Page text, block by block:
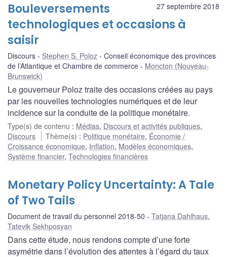
27 septembre 2018
Bouleversements
technologiques et occasions à
saisir
Discours Stephen S. Poloz
Conseil économique des provinces
de l’Atlantique et Chambre de commerce
Moncton (Nouveau-
Brunswick)
Le gouverneur Poloz traite des occasions créées au pays
par les nouvelles technologies numériques et de leur
incidence sur la conduite de la politique monétaire.
Type(s) de contenu : Médias, Discours et activités publiques,
Discours
Thème(s) : Politique monétaire, Économie /
Croissance économique, Inflation, Modèles économiques,
Système financier, Technologies financières
Monetary Policy Uncertainty: A Tale
of Two Tails
Document de travail du personnel 2018-50 Tatjana Dahlhaus,
Tatevik Sekhposyan
Dans cette étude, nous rendons compte d’une forte
asymétrie dans l’évolution des attentes à l’égard du taux